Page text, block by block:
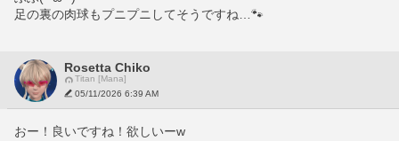
足の裏の肉球もプニプニしてそうですね…🐾
Rosetta Chiko
Titan [Mana]
05/11/2026 6:39 AM
おー！良いですね！欲しいーw